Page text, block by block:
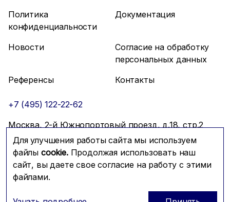
Для улучшения работы сайта мы используем
файлы cookie.Продолжая использовать наш
сайт, вы даете свое согласие на работу с этими
файлами.
Политика
конфиденциальности
Документация
Новости
Согласие на обработку
персональных данных
Референсы
Контакты
+7 (495) 122-22-62
Москва, 2-й Южнопортовый проезд, д.18, стр.2
info@mfmc.ru
Связаться с нами
© 2026 Компания МФМК Prominado